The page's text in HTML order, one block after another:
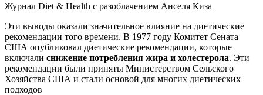
Журнал Diet & Health с разоблачением Анселя Киза
Эти выводы оказали значительное влияние на диетические
рекомендации того времени. В 1977 году Комитет Сената
США опубликовал диетические рекомендации, которые
включали снижение потребления жира и холестерола. Эти
рекомендации были приняты Министерством Сельского
Хозяйства США и стали основой для многих диетических
подходов